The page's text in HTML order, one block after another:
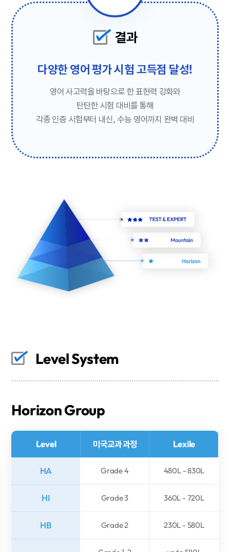
결과
다양한 영어 평가 시험 고득점 달성!
영어 사고력을 바탕으로 한 표현력 강화와
탄탄한 시험 대비를 통해
각종 인증 시험부터 내신, 수능 영어까지 완벽 대비
Level System
HorizonGroup
Level 미국교과 과정 Lexile
HA Grade 4 480L - 830L
HI Grade 3 360L - 720L
HB Grade 2 230L - 580L